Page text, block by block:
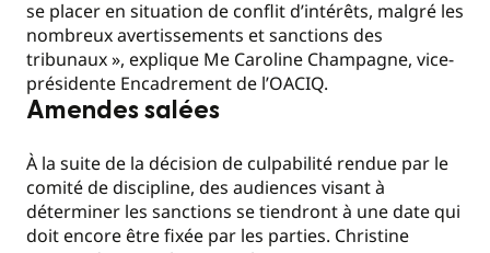
se placer en situation de conflit d’intérêts, malgré les
nombreux avertissements et sanctions des
tribunaux », explique Me Caroline Champagne, vice-
présidente Encadrement de l’OACIQ.
Amendes salées
À la suite de la décision de culpabilité rendue par le
comité de discipline, des audiences visant à
déterminer les sanctions se tiendront à une date qui
doit encore être fixée par les parties. Christine